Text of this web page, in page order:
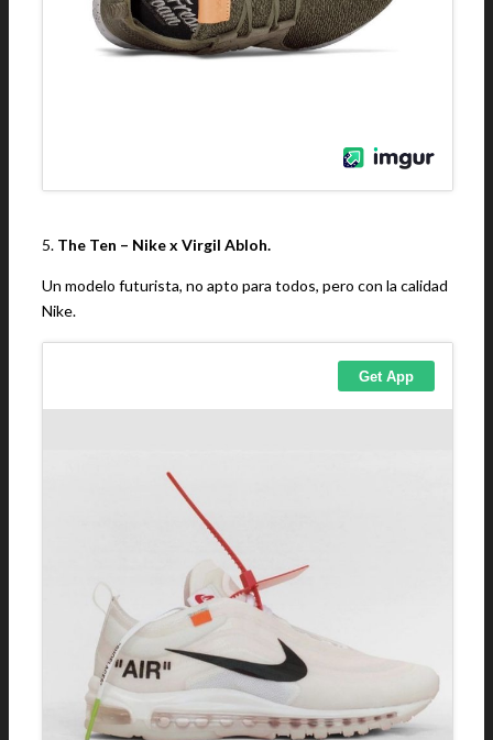
5. The Ten – Nike x Virgil Abloh.
Un modelo futurista, no apto para todos, pero con la calidad
Nike.